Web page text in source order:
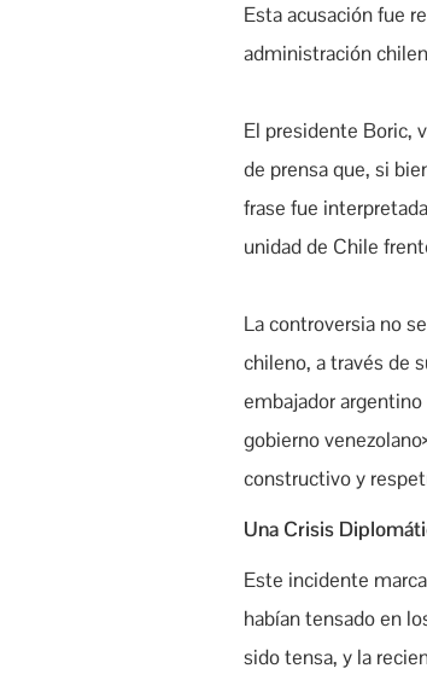
Esta acusación fue
administración
El presidente Boric,
de prensa que, si
frase fue
unidad de Chile
La controversia no
chileno, a través de
embajador
gobierno
constructivo y
Una Crisis
Este incidente
habían tensado en
sido tensa, y la